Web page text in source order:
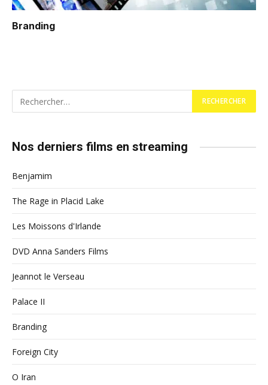
Branding
Nos derniers films en streaming
Benjamim
The Rage in Placid Lake
Les Moissons d'Irlande
DVD Anna Sanders Films
Jeannot le Verseau
Palace II
Branding
Foreign City
O Iran